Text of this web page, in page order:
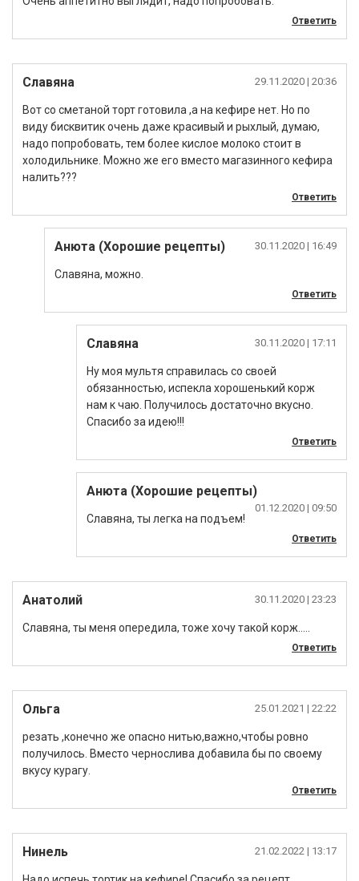
Ответить
Славяна 29.11.2020 | 20:36
Вот со сметаной торт готовила ,а на кефире нет. Но по
виду бисквитик очень даже красивый и рыхлый, думаю,
надо попробовать, тем более кислое молоко стоит в
холодильнике. Можно же его вместо магазинного кефира
налить???
Ответить
Анюта (Хорошие рецепты) 30.11.2020 | 16:49
Славяна, можно.
Ответить
Славяна 30.11.2020 | 17:11
Ну моя мультя справилась со своей
обязанностью, испекла хорошенький корж
нам к чаю. Получилось достаточно вкусно.
Спасибо за идею!!!
Ответить
Анюта (Хорошие рецепты)
01.12.2020 | 09:50
Славяна, ты легка на подъем!
Ответить
Анатолий 30.11.2020 | 23:23
Славяна, ты меня опередила, тоже хочу такой корж…..
Ответить
Ольга 25.01.2021 | 22:22
резать ,конечно же опасно нитью,важно,чтобы ровно
получилось. Вместо чернослива добавила бы по своему
вкусу курагу.
Ответить
Нинель 21.02.2022 | 13:17